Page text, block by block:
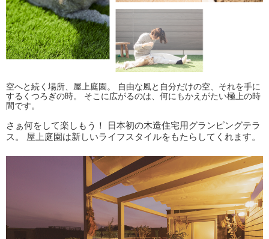
空へと続く場所、屋上庭園。 自由な風と自分だけの空、それを手に
するくつろぎの時。 そこに広がるのは、何にもかえがたい極上の時
間です。
さぁ何をして楽しもう！ 日本初の木造住宅用グランピングテラ
ス。 屋上庭園は新しいライフスタイルをもたらしてくれます。